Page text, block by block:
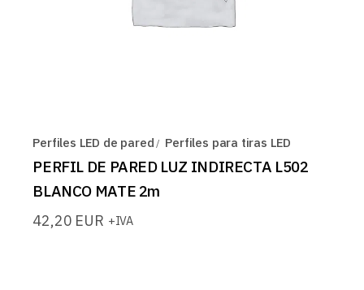
Perfiles LED de pared Perfiles para tiras LED
PERFIL DE PARED LUZ INDIRECTA L502
BLANCO MATE 2m
42,20 EUR +IVA